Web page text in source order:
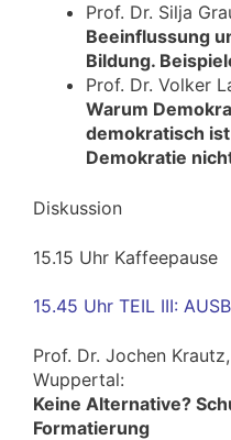
Prof. Dr. Silja
Beeinflussung
Bildung.
Prof. Dr. Volker
Warum
demokratisch
Demokratie
Diskussion
15.15 Uhr Kaffeepause
15.45 Uhr TEIL III:
Prof. Dr. Jochen
Wuppertal:
Keine Alternative?
Formatierung